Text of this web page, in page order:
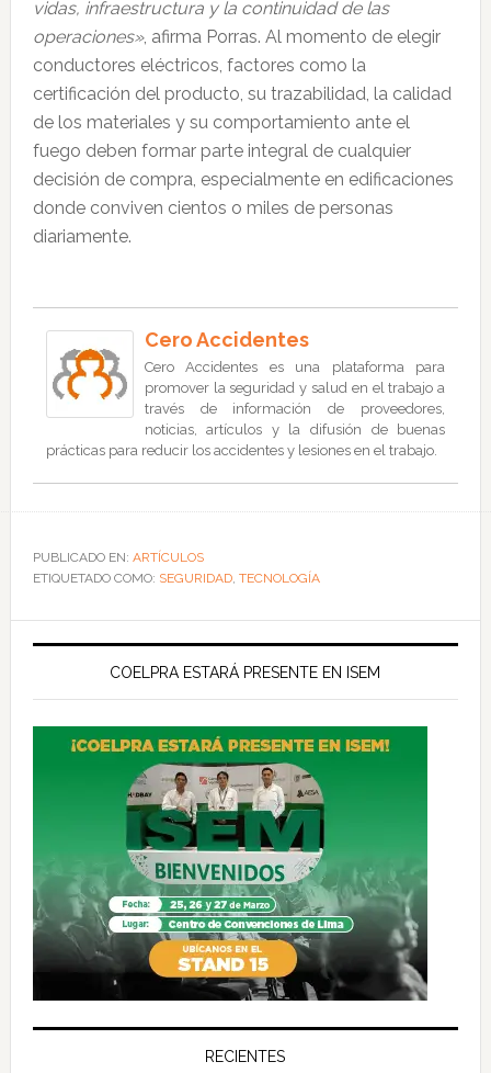
vidas, infraestructura y la continuidad de las
operaciones», afirma Porras. Al momento de elegir
conductores eléctricos, factores como la
certificación del producto, su trazabilidad, la calidad
de los materiales y su comportamiento ante el
fuego deben formar parte integral de cualquier
decisión de compra, especialmente en edificaciones
donde conviven cientos o miles de personas
diariamente.
Cero Accidentes
Cero Accidentes es una plataforma para
promover la seguridad y salud en el trabajo a
través de información de proveedores,
noticias, artículos y la difusión de buenas
prácticas para reducir los accidentes y lesiones en el trabajo.
PUBLICADO EN: ARTÍCULOS
ETIQUETADO COMO: SEGURIDAD, TECNOLOGÍA
COELPRA ESTARÁ PRESENTE EN ISEM
RECIENTES